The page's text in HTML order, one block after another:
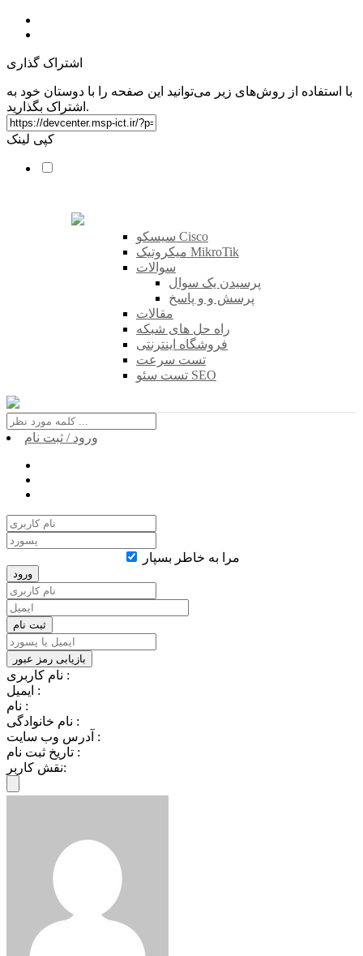
اشتراک گذاری
با استفاده از روش‌های زیر می‌توانید این صفحه را با دوستان خود به
اشتراک بگذارید.
کپی لینک
سیسکو Cisco
میکروتیک MikroTik
سوالات
پرسیدن یک سوال
پرسش و و پاسخ
مقالات
راه حل های شبکه
فروشگاه اینترنتی
تست سرعت
تست سئو SEO
ورود / ثبت نام
مرا به خاطر بسپار
نام کاربری :
ایمیل :
نام :
نام خانوادگی :
آدرس وب سایت :
تاریخ ثبت نام :
نقش کاربر: